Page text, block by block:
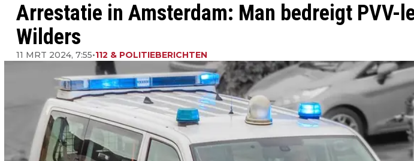
Arrestatie in Amsterdam: Man bedreigt PVV-
Wilders
11 MRT 2024, 7:55•112 & POLITIEBERICHTEN